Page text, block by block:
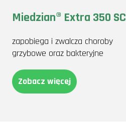
Miedzian® Extra 350 SC
zapobiega i zwalcza choroby
grzybowe oraz bakteryjne
Zobacz więcej